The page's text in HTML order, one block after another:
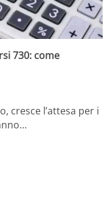
730: come
cresce l’attesa per i